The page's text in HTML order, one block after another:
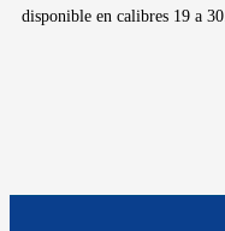
disponible en calibres 19 a 30.